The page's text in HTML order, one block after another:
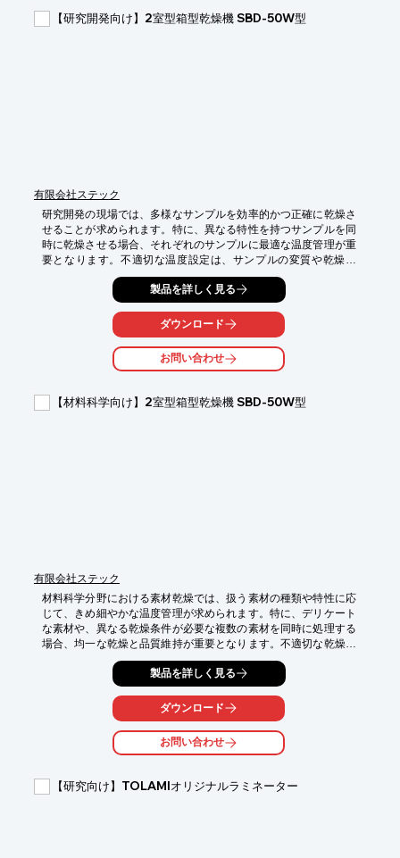
・実験の精度向上
【研究開発向け】2室型箱型乾燥機 SBD-50W型
有限会社ステック
研究開発の現場では、多様なサンプルを効率的かつ正確に乾燥さ
せることが求められます。特に、異なる特性を持つサンプルを同
時に乾燥させる場合、それぞれのサンプルに最適な温度管理が重
要となります。不適切な温度設定は、サンプルの変質や乾燥不
足、過乾燥を招き、実験結果の信頼性に影響を与える可能性があ
ります。当社の2室型箱型乾燥機 SBD-50W型は、2つの独立した
乾燥室を備え、それぞれ異なる温度設定が可能なため、多様なサ
ンプルのニーズに対応し、研究開発の効率化と精度の向上をサポ
【活用シーン】
・少量多品種のサンプル乾燥
・実験室での試作品乾燥
製品を詳しく見る
ダウンロード
お問い合わせ
【材料科学向け】2室型箱型乾燥機 SBD-50W型
有限会社ステック
材料科学分野における素材乾燥では、扱う素材の種類や特性に応
じて、きめ細やかな温度管理が求められます。特に、デリケート
な素材や、異なる乾燥条件が必要な複数の素材を同時に処理する
場合、均一な乾燥と品質維持が重要となります。不適切な乾燥条
件は、素材の変質や性能低下を招く可能性があります。当社の2
室型箱型乾燥機 SBD-50W型は、2つの室でそれぞれ温度設定が可
能であり、多様な素材乾燥ニーズに対応します。
【活用シーン】
・異なる乾燥温度を必要とする複数素材の同時乾燥
・デリケートな素材の精密な温度管理下での乾燥
【導入の効果】
製品を詳しく見る
ダウンロード
お問い合わせ
【研究向け】TOLAMIオリジナルラミネーター